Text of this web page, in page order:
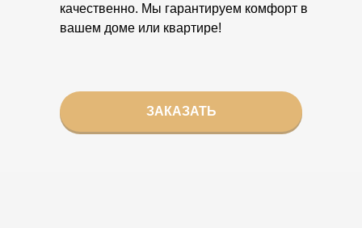
ЗАКАЗАТЬ
качественно. Мы гарантируем комфорт в
вашем доме или квартире!